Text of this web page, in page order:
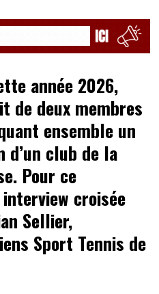
année 2026,
de deux membres
ensemble un
d’un club de la
Pour ce
croisée
Sellier,
Sport Tennis de